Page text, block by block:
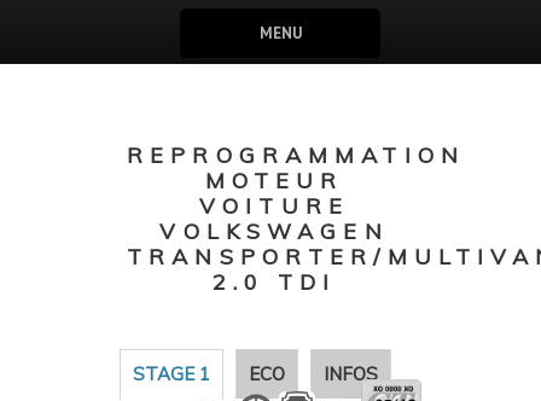
MENU
REPROGRAMMATION
MOTEUR
VOITURE
VOLKSWAGEN
TRANSPORTER/
2.0 TDI
STAGE 1 ECO INFOS